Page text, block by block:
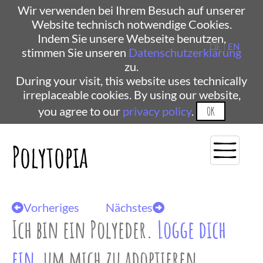
Wir verwenden bei Ihrem Besuch auf unserer
Website technisch notwendige Cookies.
Indem Sie unsere Webseite benutzen,
stimmen Sie unseren Datenschutzerklärung
zu.
During your visit, this website uses technically
irreplaceable cookies. By using our website,
you agree to our privacy policy. OK
Polytopia
DE | EN
Vorheriges Nächstes
Ich bin ein Polyeder. Logge dich